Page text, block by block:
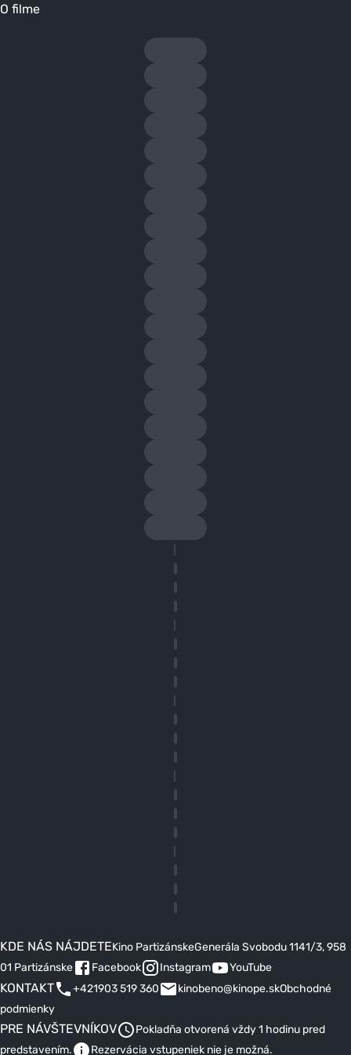
O filme
KDE NÁS NÁJDETEKino PartizánskeGenerála Svobodu 1141/3, 958
01 Partizánske
Facebook Instagram YouTube
KONTAKT +421903 519 360 kinobeno@kinope.skObchodné
podmienky
PRE NÁVŠTEVNÍKOV
Pokladňa otvorená vždy 1 hodinu pred
predstavením.
Rezervácia vstupeniek nie je možná.